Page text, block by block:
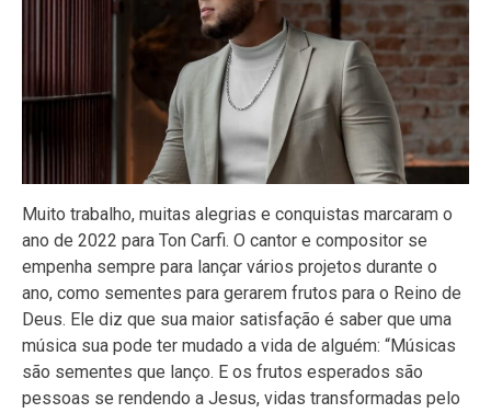
Muito trabalho, muitas alegrias e conquistas marcaram o
ano de 2022 para Ton Carfi. O cantor e compositor se
empenha sempre para lançar vários projetos durante o
ano, como sementes para gerarem frutos para o Reino de
Deus. Ele diz que sua maior satisfação é saber que uma
música sua pode ter mudado a vida de alguém: “Músicas
são sementes que lanço. E os frutos esperados são
pessoas se rendendo a Jesus, vidas transformadas pelo